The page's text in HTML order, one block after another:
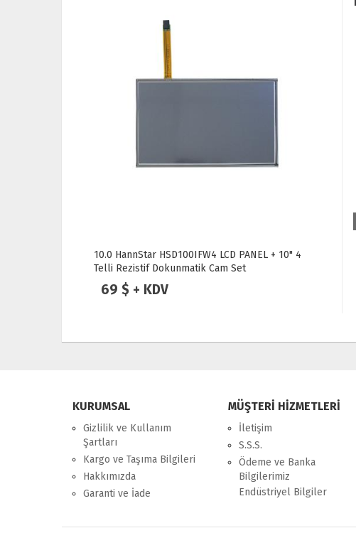
Lilliput 8' 869GL-80NP VGA LCD Monitör
55 $ + KDV
KURUMSAL
Gizlilik ve Kullanım
Şartları
Kargo ve Taşıma Bilgileri
Hakkımızda
Garanti ve İade
MÜŞTERİ HİZMETLERİ
İletişim
S.S.S.
Ödeme ve Banka
Bilgilerimiz
Endüstriyel Bilgiler